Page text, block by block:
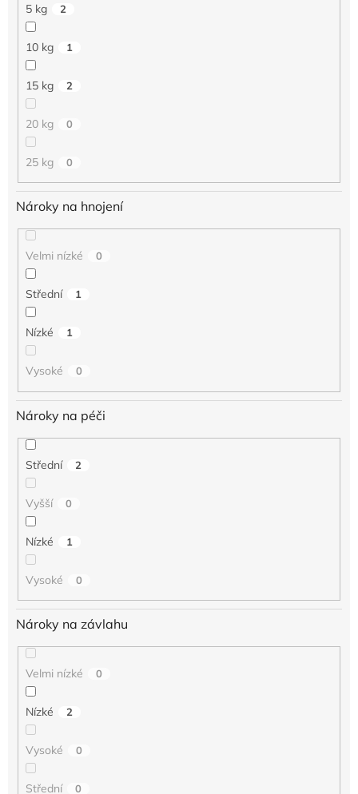
5 kg 2
10 kg 1
15 kg 2
20 kg 0
25 kg 0
Nároky na hnojení
Velmi nízké 0
Střední 1
Nízké 1
Vysoké 0
Nároky na péči
Střední 2
Vyšší 0
Nízké 1
Vysoké 0
Nároky na závlahu
Velmi nízké 0
Nízké 2
Vysoké 0
Střední 0